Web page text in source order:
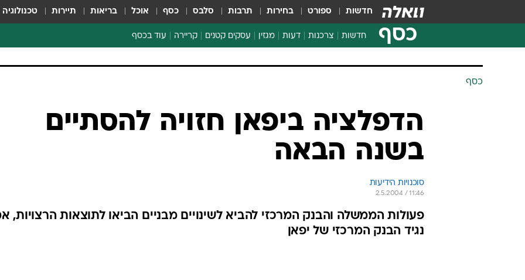
חדשות ספורט בחירות תרבות סלבס כסף אוכל בריאות תיירות טכנולוגיה
כסף חדשות צרכנות
צרכנות פיננסית
דעות מגזין עסקים קטנים קריירה עוד בכסף
הלאונג'
כסף
הדפלציה ביפאן חזויה להסתיים
בשנה הבאה
סוכנויות הידיעות
2.5.2004 / 11:46
פעולות הממשלה והבנק המרכזי להביא לשינויים מבניים הביאו לתוצאות הרצויות,
נגיד הבנק המרכזי של יפאן